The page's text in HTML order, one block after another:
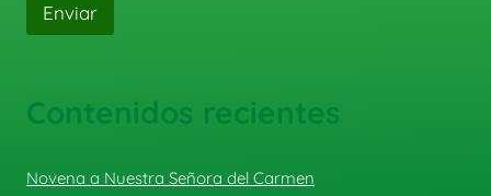
Enviar
Contenidos recientes
Novena a Nuestra Señora del Carmen